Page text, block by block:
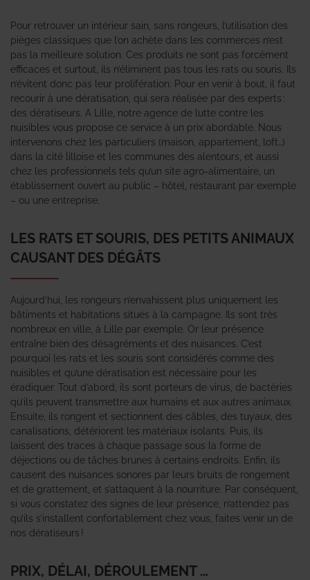
Pour retrouver un intérieur sain, sans rongeurs, l’utilisation des
pièges classiques que l’on achète dans les commerces n’est
pas la meilleure solution. Ces produits ne sont pas forcément
efficaces et surtout, ils n’éliminent pas tous les rats ou souris. Ils
n’évitent donc pas leur prolifération. Pour en venir à bout, il faut
recourir à une dératisation, qui sera réalisée par des experts :
des dératiseurs. A Lille, notre agence de lutte contre les
nuisibles vous propose ce service à un prix abordable. Nous
intervenons chez les particuliers (maison, appartement, loft…)
dans la cité lilloise et les communes des alentours, et aussi
chez les professionnels tels qu’un site agro-alimentaire, un
établissement ouvert au public – hôtel, restaurant par exemple
– ou une entreprise.
LES RATS ET SOURIS, DES PETITS ANIMAUX
CAUSANT DES DÉGÂTS
Aujourd’hui, les rongeurs n’envahissent plus uniquement les
bâtiments et habitations situés à la campagne. Ils sont très
nombreux en ville, à Lille par exemple. Or leur présence
entraîne bien des désagréments et des nuisances. C’est
pourquoi les rats et les souris sont considérés comme des
nuisibles et qu’une dératisation est nécessaire pour les
éradiquer. Tout d’abord, ils sont porteurs de virus, de bactéries
qu’ils peuvent transmettre aux humains et aux autres animaux.
Ensuite, ils rongent et sectionnent des câbles, des tuyaux, des
canalisations, détériorent les matériaux isolants. Puis, ils
laissent des traces à chaque passage sous la forme de
déjections ou de tâches brunes à certains endroits. Enfin, ils
causent des nuisances sonores par leurs bruits de rongement
et de grattement, et s’attaquent à la nourriture. Par conséquent,
si vous constatez des signes de leur présence, n’attendez pas
qu’ils s’installent confortablement chez vous, faites venir un de
nos dératiseurs !
PRIX, DÉLAI, DÉROULEMENT …